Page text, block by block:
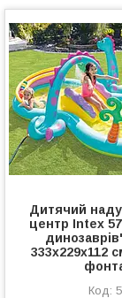
Дитячий
центр Intex
333х229х112